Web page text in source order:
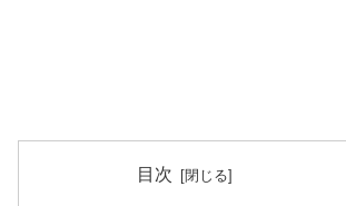
目次